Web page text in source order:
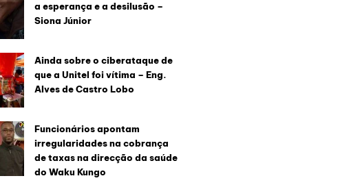
a esperança e a desilusão –
Siona Júnior
Ainda sobre o ciberataque de
que a Unitel foi vítima – Eng.
Alves de Castro Lobo
Funcionários apontam
irregularidades na cobrança
de taxas na direcção da saúde
do Waku Kungo